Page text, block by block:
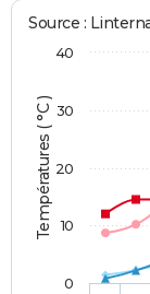
Températures ( °C )
Source :
0
10
20
30
40